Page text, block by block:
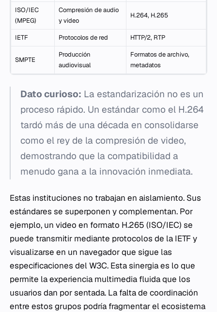
ISO/IEC
(MPEG)
Compresión de audio
y video
H.264, H.265
IETF Protocolos de red HTTP/2, RTP
SMPTE
Producción
audiovisual
Formatos de archivo,
metadatos
Dato curioso: La estandarización no es un
proceso rápido. Un estándar como el H.264
tardó más de una década en consolidarse
como el rey de la compresión de video,
demostrando que la compatibilidad a
menudo gana a la innovación inmediata.
Estas instituciones no trabajan en aislamiento. Sus
estándares se superponen y complementan. Por
ejemplo, un video en formato H.265 (ISO/IEC) se
puede transmitir mediante protocolos de la IETF y
visualizarse en un navegador que sigue las
especificaciones del W3C. Esta sinergia es lo que
permite la experiencia multimedia fluida que los
usuarios dan por sentada. La falta de coordinación
entre estos grupos podría fragmentar el ecosistema